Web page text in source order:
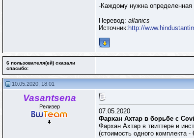
-Каждому нужна определенная
Перевод: allanics
Источник: http://
6 пользователя(ей) сказали
cпасибо:
10.05.2020, 18:01
Vasantsena
Релизер
07.05.2020
Фархан Ахтар в борьбе с
Фархан Ахтар в твиттере и
(стоимость одного комплекта